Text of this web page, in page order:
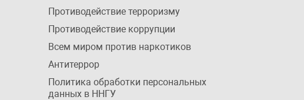
Противодействие терроризму
Противодействие коррупции
Всем миром против наркотиков
Антитеррор
Политика обработки персональных
данных в ННГУ